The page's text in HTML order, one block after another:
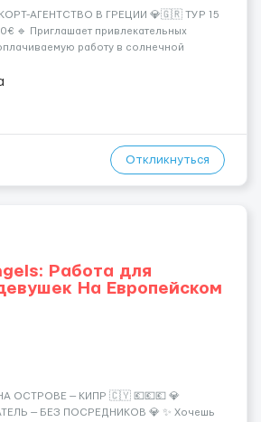
АГЕНТСТВО В ГРЕЦИИ 💎🇬🇷 ТУР 15
🔹 Приглашает привлекательных
работу в солнечной
предложение для тебя! 🔹
от ...
Откликнуться
Работа для
На Европейском
ОСТРОВЕ — КИПР 🇨🇾 💶💶💶 💎
— БЕЗ ПОСРЕДНИКОВ 💎 ✨ Хочешь